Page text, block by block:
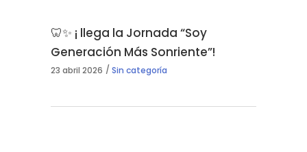
🦷✨ ¡ llega la Jornada “Soy
Generación Más Sonriente”!
23 abril 2026 Sin categoría